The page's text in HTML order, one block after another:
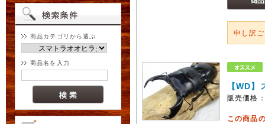
商品カテゴリから選ぶ
商品名を入力
申し訳
【WD
販売価格
この商品